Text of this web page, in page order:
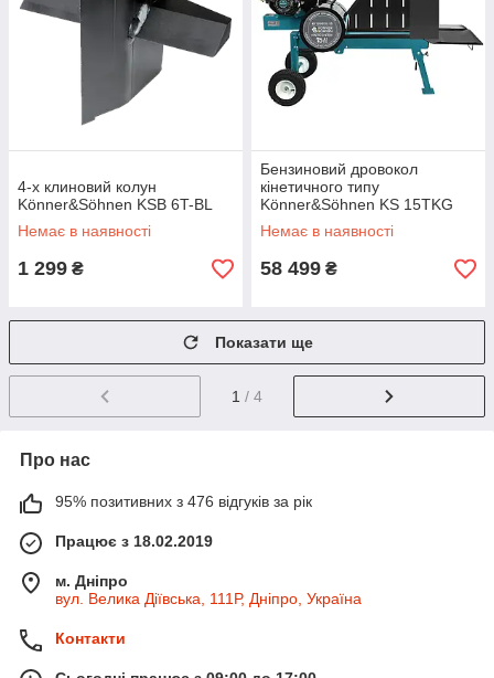
4-х клиновий колун
Könner&Söhnen KSB 6T-BL
Немає в наявності
1 299 ₴
Бензиновий дровокол
кінетичного типу
Könner&Söhnen KS 15TKG
52/35
Немає в наявності
58 499 ₴
Показати ще
1 / 4
Про нас
95% позитивних з 476 відгуків за рік
Працює з 18.02.2019
м. Дніпро
вул. Велика Діївська, 111Р, Дніпро, Україна
Контакти